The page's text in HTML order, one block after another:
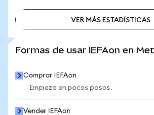
VER MÁS ESTADÍSTICAS
Formas de usar IEFAon en
Comprar IEFAon
Empieza en pocos pasos.
Vender IEFAon